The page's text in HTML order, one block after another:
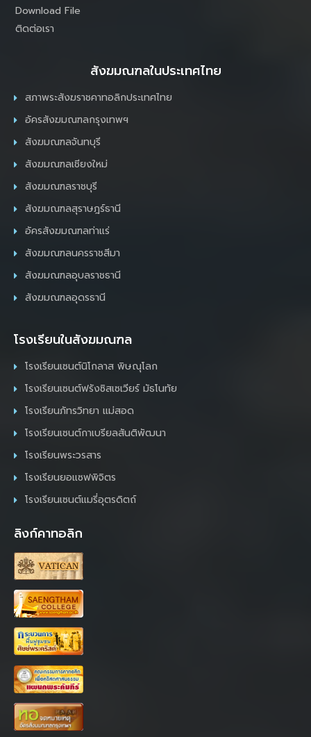
Download File
ติดต่อเรา
สังฆมณฑลในประเทศไทย
สภาพระสังฆราชคาทอลิกประเทศไทย
อัครสังฆมณฑลกรุงเทพฯ
สังฆมณฑลจันทบุรี
สังฆมณฑลเชียงใหม่
สังฆมณฑลราชบุรี
สังฆมณฑลสุราษฎร์ธานี
อัครสังฆมณฑลท่าแร่
สังฆมณฑลนครราชสีมา
สังฆมณฑลอุบลราชธานี
สังฆมณฑลอุดรธานี
โรงเรียนในสังฆมณฑล
โรงเรียนเซนต์นิโกลาส พิษณุโลก
โรงเรียนเซนต์ฟรังซิสเซเวียร์ มัธโนทัย
โรงเรียนภัทรวิทยา แม่สอด
โรงเรียนเซนต์กาเบรียลสันติพัฒนา
โรงเรียนพระวรสาร
โรงเรียนยอแซฟพิจิตร
โรงเรียนเซนต์แมรี่อุตรดิตถ์
ลิงก์คาทอลิก